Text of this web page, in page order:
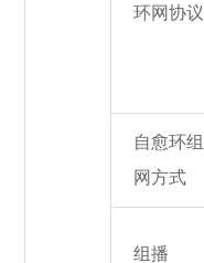
环网协议
自愈环组
网方式
组播